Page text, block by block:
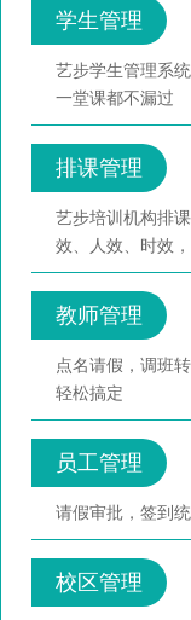
学生管理
艺步学生管理系
一堂课都不漏过
排课管理
艺步培训机构排
效、人效、时效
教师管理
点名请假，调班
轻松搞定
员工管理
请假审批，签到
校区管理